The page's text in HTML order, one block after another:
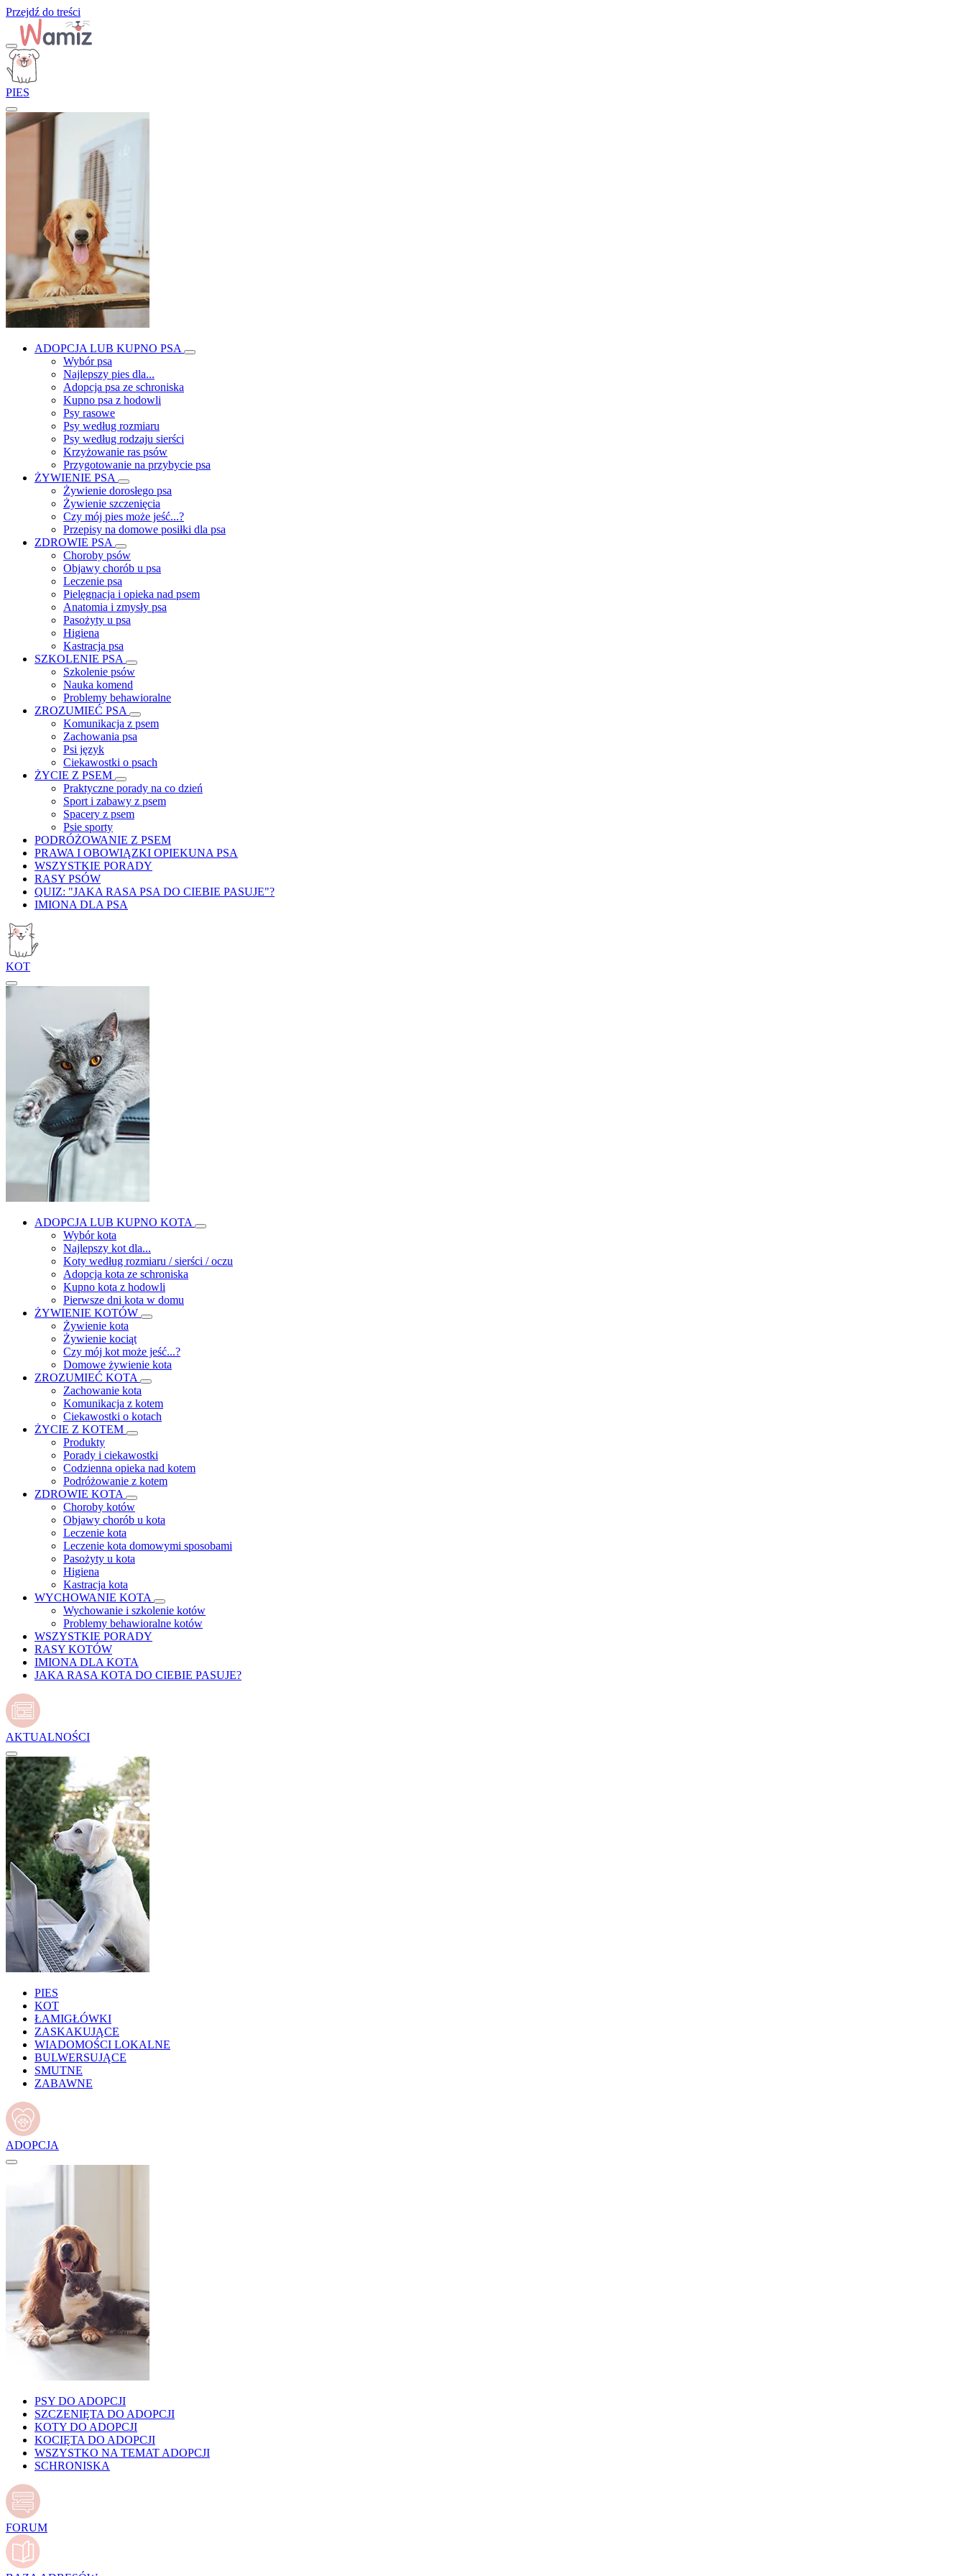
Przejdź do treści
PIES
ADOPCJA LUB KUPNO PSA
Wybór psa
Najlepszy pies dla...
Adopcja psa ze schroniska
Kupno psa z hodowli
Psy rasowe
Psy według rozmiaru
Psy według rodzaju sierści
Krzyżowanie ras psów
Przygotowanie na przybycie psa
ŻYWIENIE PSA
Żywienie dorosłego psa
Żywienie szczenięcia
Czy mój pies może jeść...?
Przepisy na domowe posiłki dla psa
ZDROWIE PSA
Choroby psów
Objawy chorób u psa
Leczenie psa
Pielęgnacja i opieka nad psem
Anatomia i zmysły psa
Pasożyty u psa
Higiena
Kastracja psa
SZKOLENIE PSA
Szkolenie psów
Nauka komend
Problemy behawioralne
ZROZUMIEĆ PSA
Komunikacja z psem
Zachowania psa
Psi język
Ciekawostki o psach
ŻYCIE Z PSEM
Praktyczne porady na co dzień
Sport i zabawy z psem
Spacery z psem
Psie sporty
PODRÓŻOWANIE Z PSEM
PRAWA I OBOWIĄZKI OPIEKUNA PSA
WSZYSTKIE PORADY
RASY PSÓW
QUIZ: "JAKA RASA PSA DO CIEBIE PASUJE"?
IMIONA DLA PSA
KOT
ADOPCJA LUB KUPNO KOTA
Wybór kota
Najlepszy kot dla...
Koty według rozmiaru / sierści / oczu
Adopcja kota ze schroniska
Kupno kota z hodowli
Pierwsze dni kota w domu
ŻYWIENIE KOTÓW
Żywienie kota
Żywienie kociąt
Czy mój kot może jeść...?
Domowe żywienie kota
ZROZUMIEĆ KOTA
Zachowanie kota
Komunikacja z kotem
Ciekawostki o kotach
ŻYCIE Z KOTEM
Produkty
Porady i ciekawostki
Codzienna opieka nad kotem
Podróżowanie z kotem
ZDROWIE KOTA
Choroby kotów
Objawy chorób u kota
Leczenie kota
Leczenie kota domowymi sposobami
Pasożyty u kota
Higiena
Kastracja kota
WYCHOWANIE KOTA
Wychowanie i szkolenie kotów
Problemy behawioralne kotów
WSZYSTKIE PORADY
RASY KOTÓW
IMIONA DLA KOTA
JAKA RASA KOTA DO CIEBIE PASUJE?
AKTUALNOŚCI
PIES
KOT
ŁAMIGŁÓWKI
ZASKAKUJĄCE
WIADOMOŚCI LOKALNE
BULWERSUJĄCE
SMUTNE
ZABAWNE
ADOPCJA
PSY DO ADOPCJI
SZCZENIĘTA DO ADOPCJI
KOTY DO ADOPCJI
KOCIĘTA DO ADOPCJI
WSZYSTKO NA TEMAT ADOPCJI
SCHRONISKA
FORUM